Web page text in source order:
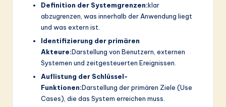
Definition der Systemgrenzen:klar
abzugrenzen, was innerhalb der Anwendung liegt
und was extern ist.
Identifizierung der primären
Akteure:Darstellung von Benutzern, externen
Systemen und zeitgesteuerten Ereignissen.
Auflistung der Schlüssel-
Funktionen:Darstellung der primären Ziele (Use
Cases), die das System erreichen muss.